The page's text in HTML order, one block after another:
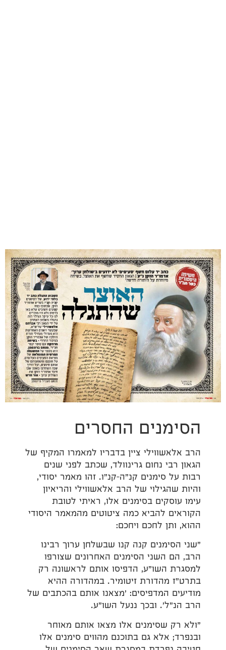
הסימנים החסרים
הרב אלאשווילי ציין בדבריו למאמרו המקיף של
הגאון רבי נחום גרינוולד, שכתב לפני שנים
רבות על סימנים קנ"ה–קנ"ו. זהו מאמר יסודי,
והיות שהגילוי של הרב אלאשווילי והריאיון
עימו עוסקים בסימנים אלו, ראיתי לטובת
הקוראים להביא כמה ציטוטים מהמאמר היסודי
ההוא, ותן לחכם ויחכם:
"שני הסימנים קנה קנו שבשלחן ערוך רבינו
הרב, הם השני הסימנים האחרונים שצורפו
למסגרת השו"ע, הדפיסו אותם לראשונה רק
בתרט"ז מהדורת זיטומיר. במהדורה ההיא
מודיעים המדפיסים: 'מצאנו אותם בהכתבים של
הרב הנ"ל'. ובכך ננעל השו"ע.
"ולא רק שסימנים אלו מצאו אותם מאוחר
ובנפרד; אלא גם בתוכנם מהווים סימנים אלו